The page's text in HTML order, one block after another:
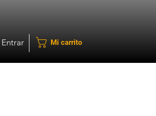
Entrar
Mi carrito